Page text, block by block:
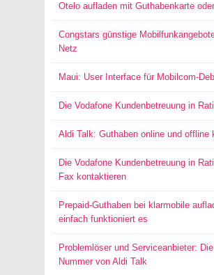
Otelo aufladen mit Guthabenkarte
Congstars günstige
Netz
Maui: User Interface für Mobilcom-
Die Vodafone Kundenbetreuung in
Aldi Talk: Guthaben online und offline
Die Vodafone Kundenbetreuung in
Fax kontaktieren
Prepaid-Guthaben bei klarmobile
einfach funktioniert es
Problemlöser und Serviceanbieter:
Nummer von Aldi Talk